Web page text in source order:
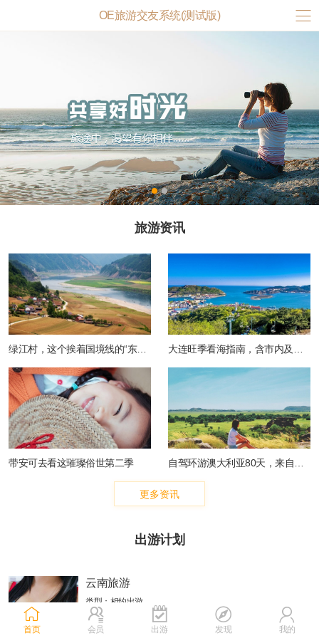
OE旅游交友系统(测试版)
旅游资讯
绿江村，这个挨着国境线的“东北香格里拉” 美爆了！
带安可去看这璀璨俗世第二季
更多资讯
出游计划
云南旅游
类型：相约出游
报酬：
出行地：云南 丽江
首页 会员 出游 发现 我的